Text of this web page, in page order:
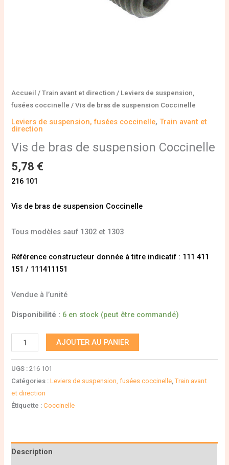
Accueil /Train avant et direction / Leviers de suspension,
fusées coccinelle / Vis de bras de suspension Coccinelle
Leviers de suspension, fusées coccinelle,Train avant et
direction
Vis de bras de suspension Coccinelle
5,78 €
216 101
Vis de bras de suspension Coccinelle
Tous modèles sauf 1302 et 1303
Référence constructeur donnée à titre indicatif : 111 411
151 / 111411151
Vendue à l’unité
Disponibilité : 6 en stock (peut être commandé)
AJOUTER AU PANIER
UGS :216 101
Catégories :Leviers de suspension, fusées coccinelle,Train avant
et direction
Étiquette :Coccinelle
Description